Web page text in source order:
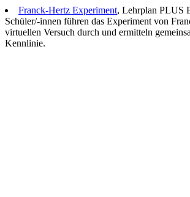
Franck-Hertz Experiment, Lehrplan PLUS
Schüler/-innen führen das Experiment von
virtuellen Versuch durch und ermitteln
Kennlinie.